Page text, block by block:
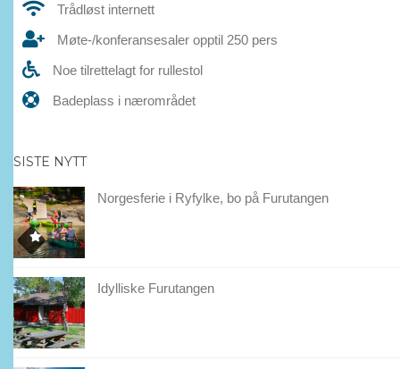
Trådløst internett
Møte-/konferansesaler opptil 250 pers
Noe tilrettelagt for rullestol
Badeplass i nærområdet
SISTE NYTT
Norgesferie i Ryfylke, bo på Furutangen
Idylliske Furutangen